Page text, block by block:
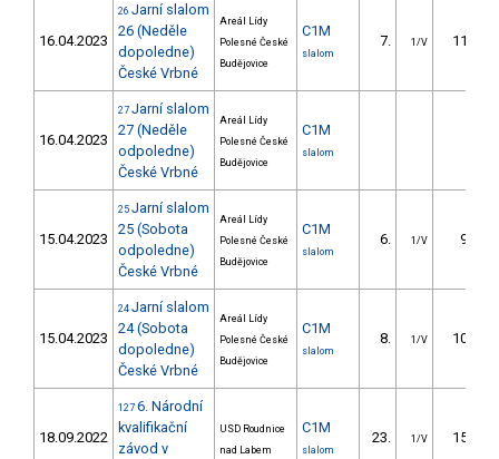
16.04.2023
26 Jarní slalom
26 (Neděle
dopoledne)
České Vrbné
Areál Lídy
Polesné České
Budějovice
C1M
slalom
7. 1/V 11.16
16.04.2023
27 Jarní slalom
27 (Neděle
odpoledne)
České Vrbné
Areál Lídy
Polesné České
Budějovice
C1M
slalom
15.04.2023
25 Jarní slalom
25 (Sobota
odpoledne)
České Vrbné
Areál Lídy
Polesné České
Budějovice
C1M
slalom
6. 1/V 9.99
15.04.2023
24 Jarní slalom
24 (Sobota
dopoledne)
České Vrbné
Areál Lídy
Polesné České
Budějovice
C1M
slalom
8. 1/V 10.54
18.09.2022
127 6. Národní
kvalifikační
závod v
USD Roudnice
nad Labem
C1M
slalom
23. 1/V 15.11